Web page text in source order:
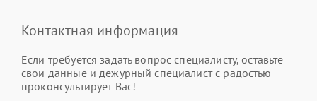
Контактная информация
Если требуется задать вопрос специалисту, оставьте
свои данные и дежурный специалист с радостью
проконсультирует Вас!